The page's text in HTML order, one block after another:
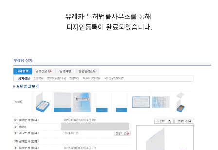
유레카 특허법률사무소를 통해
디자인등록이 완료되었습니다.